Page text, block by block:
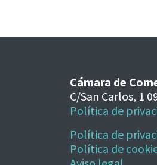
Cámara de
C/San Carlos, 1
Política de
Política de
Política de